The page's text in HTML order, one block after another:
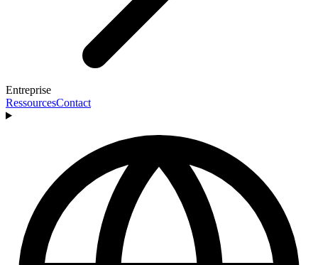
Entreprise
RessourcesContact